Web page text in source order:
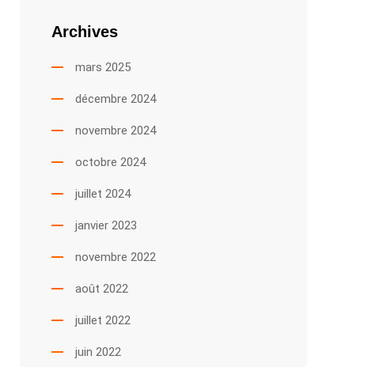
Archives
mars 2025
décembre 2024
novembre 2024
octobre 2024
juillet 2024
janvier 2023
novembre 2022
août 2022
juillet 2022
juin 2022